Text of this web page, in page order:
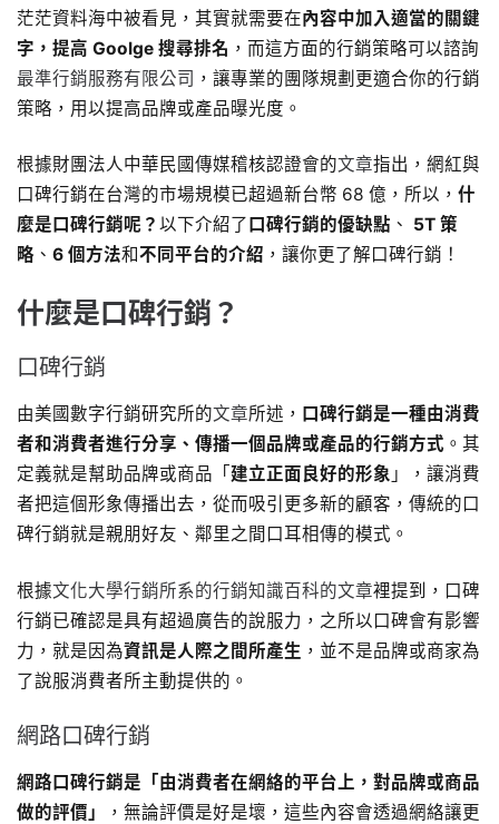
茫茫資料海中被看見，其實就需要在內容中加入適當的關鍵
字，提高 Goolge 搜尋排名 ，而這方面的行銷策略可以諮詢
最準行銷服務有限公司 ，讓專業的團隊規劃更適合你的行銷
策略，用以提高品牌或產品曝光度。
根據財團法人中華民國傳媒稽核認證會的文章指出，網紅與
口碑行銷在台灣的市場規模已超過新台幣 68 億，所以， 什
麼是口碑行銷呢？ 以下介紹了 口碑行銷的優缺點 、 5T 策
略 、 6 個方法和不同平台的介紹 ，讓你更了解口碑行銷！
什麼是口碑行銷？
口碑行銷
由美國數字行銷研究所的文章所述， 口碑行銷是一種由消費
者和消費者進行分享、傳播一個品牌或產品的行銷方式 。其
定義就是幫助品牌或商品「 建立正面良好的形象 」，讓消費
者把這個形象傳播出去，從而吸引更多新的顧客，傳統的口
碑行銷就是親朋好友、鄰里之間口耳相傳的模式。
根據文化大學行銷所系的行銷知識百科的文章裡提到，口碑
行銷已確認是具有超過廣告的說服力，之所以口碑會有影響
力，就是因為資訊是人際之間所產生 ，並不是品牌或商家為
了說服消費者所主動提供的。
網路口碑行銷
網路口碑行銷是「由消費者在網絡的平台上，對品牌或商品
做的評價」
，無論評價是好是壞，這些內容會透過網絡讓更